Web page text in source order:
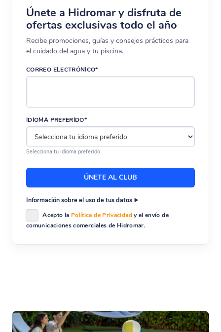
Únete a Hidromar y disfruta de
ofertas exclusivas todo el año
Recibe promociones, guías y consejos prácticos para
el cuidado del agua y tu piscina.
CORREO ELECTRÓNICO*
IDIOMA PREFERIDO*
Selecciona tu idioma preferido.
Información sobre el uso de tus datos
Acepto la Política de Privacidady el envío de
comunicaciones comerciales de Hidromar.